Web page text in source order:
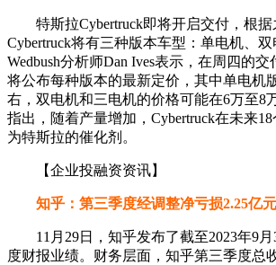
特斯拉Cybertruck即将开启交付，根据
Cybertruck将有三种版本车型：单电机、双
Wedbush分析师Dan Ives表示，在周四的
将公布每种版本的最新定价，其中单电机
右，双电机和三电机的价格可能在6万至8
指出，随着产量增加，Cybertruck在未来
为特斯拉的催化剂。
【企业投融资资讯】
知乎：第三季度经调整净亏损2.25亿
11月29日，知乎发布了截至2023年9月
度财报业绩。财务层面，知乎第三季度总